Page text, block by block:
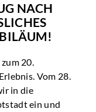
NACH
20.
Vom 28.
in die
ein und